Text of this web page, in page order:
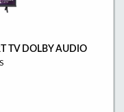
TV DOLBY AUDIO